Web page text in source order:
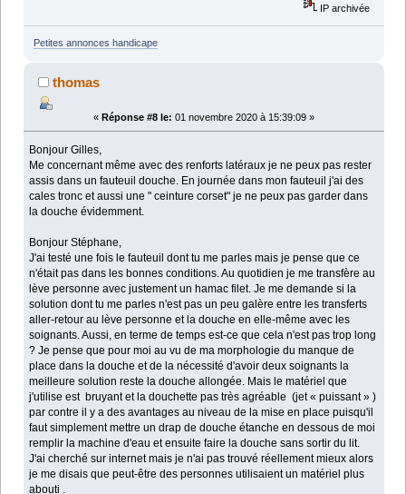
IP archivée
Petites annonces handicape
thomas
« Réponse #8 le: 01 novembre 2020 à 15:39:09 »
Bonjour Gilles,
Me concernant même avec des renforts latéraux je ne peux pas rester
assis dans un fauteuil douche. En journée dans mon fauteuil j'ai des
cales tronc et aussi une " ceinture corset" je ne peux pas garder dans
la douche évidemment.
Bonjour Stéphane,
J'ai testé une fois le fauteuil dont tu me parles mais je pense que ce
n'était pas dans les bonnes conditions. Au quotidien je me transfère au
lève personne avec justement un hamac filet. Je me demande si la
solution dont tu me parles n'est pas un peu galère entre les transferts
aller-retour au lève personne et la douche en elle-même avec les
soignants. Aussi, en terme de temps est-ce que cela n'est pas trop long
? Je pense que pour moi au vu de ma morphologie du manque de
place dans la douche et de la nécessité d'avoir deux soignants la
meilleure solution reste la douche allongée. Mais le matériel que
j'utilise est bruyant et la douchette pas très agréable (jet « puissant » )
par contre il y a des avantages au niveau de la mise en place puisqu'il
faut simplement mettre un drap de douche étanche en dessous de moi
remplir la machine d'eau et ensuite faire la douche sans sortir du lit.
J'ai cherché sur internet mais je n'ai pas trouvé réellement mieux alors
je me disais que peut-être des personnes utilisaient un matériel plus
abouti .